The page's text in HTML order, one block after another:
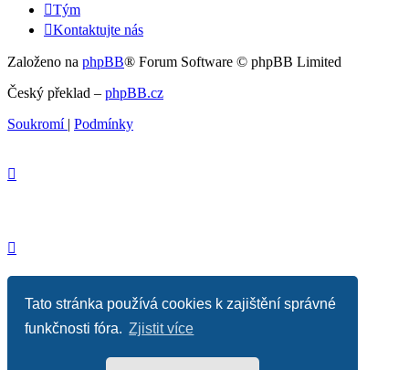
Tato stránka používá cookies k zajištění správné
funkčnosti fóra. Zjistit více
Tým
Kontaktujte nás
Založeno na phpBB® Forum Software © phpBB Limited
Český překlad – phpBB.cz
Soukromí | Podmínky